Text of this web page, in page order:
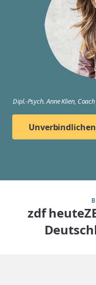
Dipl.-Psych. Anne Klien,
zdf heute